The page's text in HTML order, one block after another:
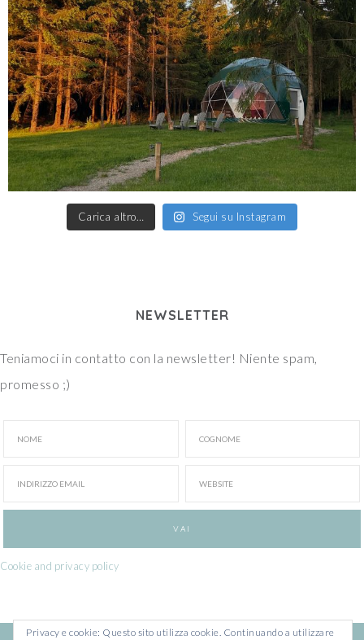
Carica altro… Segui su Instagram
NEWSLETTER
Teniamoci in contatto con la newsletter! Niente spam,
promesso ;)
Cookie and privacy policy
Privacy e cookie: Questo sito utilizza cookie. Continuando a utilizzare